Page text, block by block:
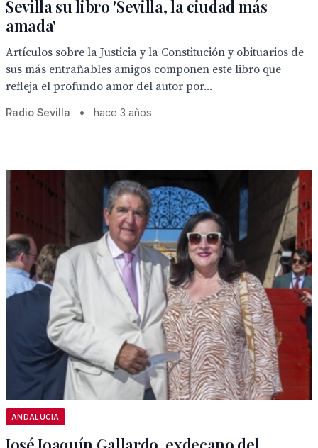
Sevilla su libro 'Sevilla, la ciudad más
amada'
Artículos sobre la Justicia y la Constitución y obituarios de
sus más entrañables amigos componen este libro que
refleja el profundo amor del autor por...
Radio Sevilla • hace 3 años
ANDALUCÍA